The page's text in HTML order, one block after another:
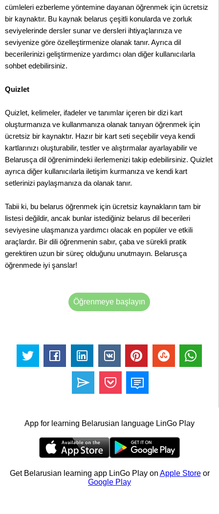
cümleleri ezberleme yöntemine dayanan öğrenmek için ücretsiz
bir kaynaktır. Bu kaynak belarus çeşitli konularda ve zorluk
seviyelerinde dersler sunar ve dersleri ihtiyaçlarınıza ve
seviyenize göre özelleştirmenize olanak tanır. Ayrıca dil
becerilerinizi geliştirmenize yardımcı olan diğer kullanıcılarla
sohbet edebilirsiniz.
Quizlet
Quizlet, kelimeler, ifadeler ve tanımlar içeren bir dizi kart
oluşturmanıza ve kullanmanıza olanak tanıyan öğrenmek için
ücretsiz bir kaynaktır. Hazır bir kart seti seçebilir veya kendi
kartlarınızı oluşturabilir, testler ve alıştırmalar ayarlayabilir ve
Belarusça dil öğrenimindeki ilerlemenizi takip edebilirsiniz. Quizlet
ayrıca diğer kullanıcılarla iletişim kurmanıza ve kendi kart
setlerinizi paylaşmanıza da olanak tanır.
Tabii ki, bu belarus öğrenmek için ücretsiz kaynakların tam bir
listesi değildir, ancak bunlar istediğiniz belarus dil becerileri
seviyesine ulaşmanıza yardımcı olacak en popüler ve etkili
araçlardır. Bir dili öğrenmenin sabır, çaba ve sürekli pratik
gerektiren uzun bir süreç olduğunu unutmayın. Belarusça
öğrenmede iyi şanslar!
Öğrenmeye başlayın
App for learning Belarusian language LinGo Play
Get Belarusian learning app LinGo Play on Apple Storeor
Google Play